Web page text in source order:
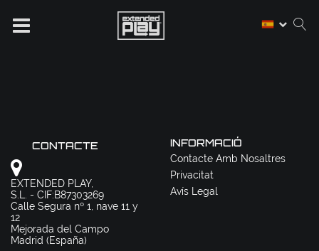
CONTACTE
EXTENDED PLAY,
S.L. - CIF:B87303269
Calle Segura nº 1, nave 11 y
12
Mejorada del Campo
Madrid (España)
INFORMACIÓ
Contacte Amb Nosaltres
Privacitat
Avís Legal